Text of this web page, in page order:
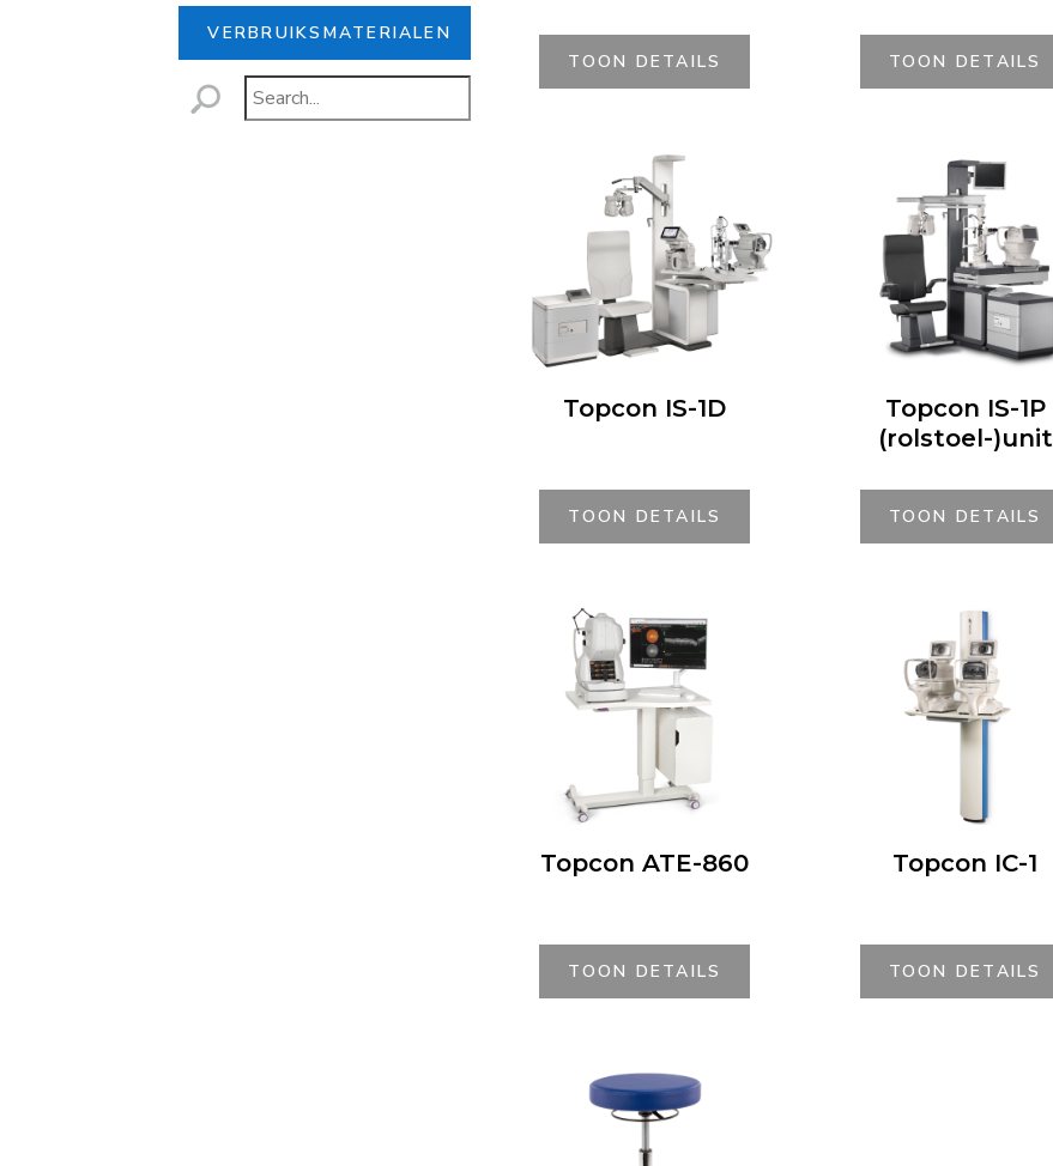
VERBRUIKSMATERIALEN
TOON DETAILS TOON DETAILS
Topcon IS-1D
TOON DETAILS
Topcon IS-1P
(rolstoel-)unit
TOON DETAILS
Topcon ATE-860
TOON DETAILS
Topcon IC-1
TOON DETAILS